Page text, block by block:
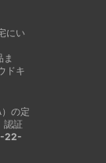
にい
ドキ
の定
認証
22-